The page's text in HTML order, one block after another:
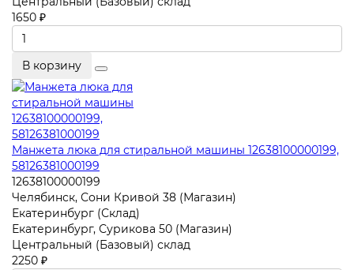
1650 ₽
В корзину
Манжета люка для стиральной машины 12638100000199,
58126381000199
12638100000199
Челябинск, Сони Кривой 38 (Магазин)
Екатеринбург (Склад)
Екатеринбург, Сурикова 50 (Магазин)
Центральный (Базовый) склад
2250 ₽